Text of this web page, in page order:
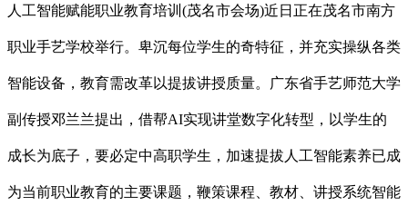
人工智能赋能职业教育培训(茂名市会场)近日正在茂名市南方
职业手艺学校举行。卑沉每位学生的奇特征，并充实操纵各类
智能设备，教育需改革以提拔讲授质量。广东省手艺师范大学
副传授邓兰兰提出，借帮AI实现讲堂数字化转型，以学生的
成长为底子，要必定中高职学生，加速提拔人工智能素养已成
为当前职业教育的主要课题，鞭策课程、教材、讲授系统智能